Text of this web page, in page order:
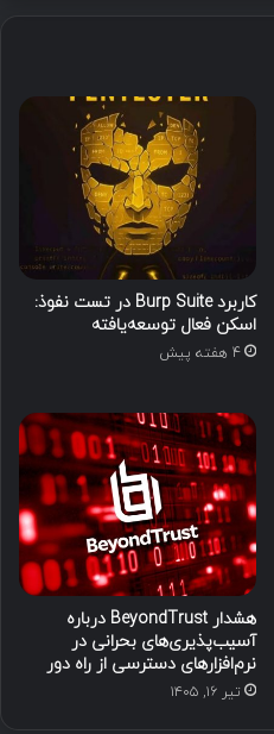
کاربرد Burp Suite در تست نفوذ:
اسکن فعال توسعه‌یافته
4 هفته پیش
هشدار BeyondTrust درباره
آسیب‌پذیری‌های بحرانی در
نرم‌افزارهای دسترسی از راه دور
تیر ۱۶, ۱۴۰۵